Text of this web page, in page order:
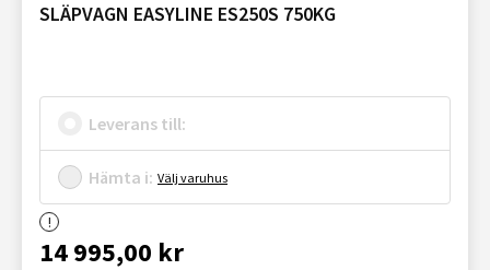
SLÄPVAGN EASYLINE ES250S 750KG
Leverans till:
Hämta i: Välj varuhus
14 995,00 kr